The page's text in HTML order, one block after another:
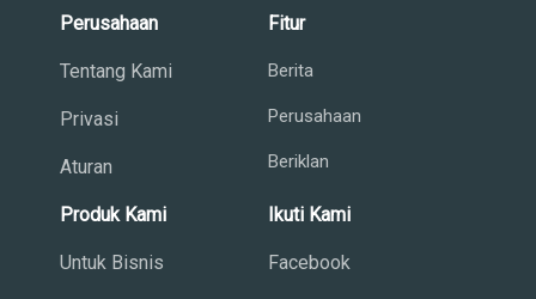
Perusahaan
Tentang Kami
Privasi
Aturan
Fitur
Berita
Perusahaan
Beriklan
Produk Kami
Untuk Bisnis
Ikuti Kami
Facebook